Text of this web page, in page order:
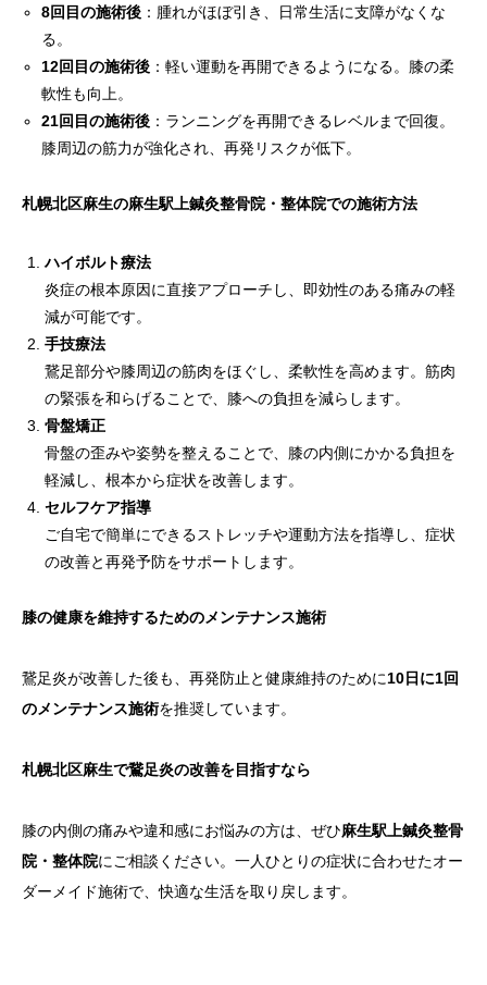
8回目の施術後 ：腫れがほぼ引き、日常生活に支障がなくな
る。
12回目の施術後 ：軽い運動を再開できるようになる。膝の柔
軟性も向上。
21回目の施術後 ：ランニングを再開できるレベルまで回復。
膝周辺の筋力が強化され、再発リスクが低下。
札幌北区麻生の麻生駅上鍼灸整骨院・整体院での施術方法
ハイボルト療法
炎症の根本原因に直接アプローチし、即効性のある痛みの軽
減が可能です。
手技療法
鵞足部分や膝周辺の筋肉をほぐし、柔軟性を高めます。筋肉
の緊張を和らげることで、膝への負担を減らします。
骨盤矯正
骨盤の歪みや姿勢を整えることで、膝の内側にかかる負担を
軽減し、根本から症状を改善します。
セルフケア指導
ご自宅で簡単にできるストレッチや運動方法を指導し、症状
の改善と再発予防をサポートします。
膝の健康を維持するためのメンテナンス施術
鵞足炎が改善した後も、再発防止と健康維持のために10日に1回
のメンテナンス施術を推奨しています。
札幌北区麻生で鵞足炎の改善を目指すなら
膝の内側の痛みや違和感にお悩みの方は、ぜひ麻生駅上鍼灸整骨
院・整体院にご相談ください。一人ひとりの症状に合わせたオー
ダーメイド施術で、快適な生活を取り戻します。